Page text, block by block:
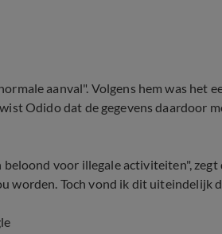
aanval". Volgens hem was het
Odido dat de gegevens daardoor
voor illegale activiteiten",
worden. Toch vond ik dit uiteindelijk